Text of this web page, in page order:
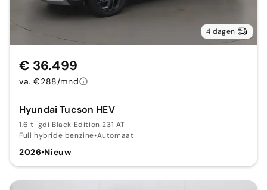
4 dagen
Hyundai Tucson HEV
1.6 t-gdi Black Edition 231 AT
Full hybride benzine•Automaat
2026•Nieuw
€ 36.499
va. €288/mnd